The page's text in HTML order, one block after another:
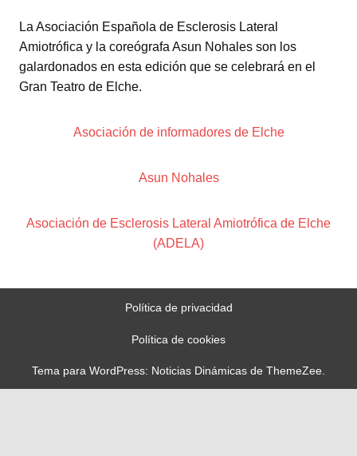
La Asociación Española de Esclerosis Lateral
Amiotrófica y la coreógrafa Asun Nohales son los
galardonados en esta edición que se celebrará en el
Gran Teatro de Elche.
Asociación de informadores de Elche
Asun Nohales
Asociación de Esclerosis Lateral Amiotrófica de Elche
(ADELA)
Política de privacidad
Política de cookies
Tema para WordPress: Noticias Dinámicas de ThemeZee.